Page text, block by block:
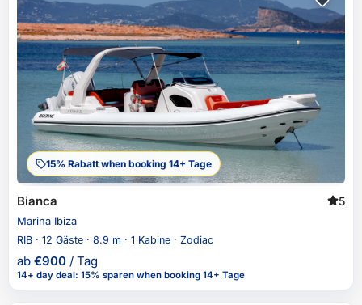
15% Rabatt when booking 14+ Tage
Bianca 5
Marina Ibiza
RIB · 12 Gäste · 8.9 m · 1 Kabine · Zodiac
ab €900 / Tag
14+ day deal: 15% sparen when booking 14+ Tage